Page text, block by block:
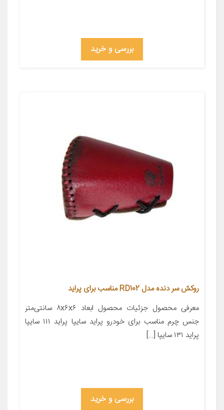
بررسی و خرید
روکش سر دنده مدل RD102 مناسب برای پراید
معرفی محصول جزئیات محصول ابعاد ۸x۶x۶ سانتی‌متر
جنس چرم مناسب برای خودرو پراید سایپا پراید ۱۱۱ سایپا
پراید ۱۳۱ سایپا […]
بررسی و خرید